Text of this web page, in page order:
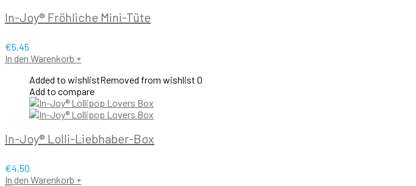
In-Joy® Fröhliche Mini-Tüte
€5,45
In den Warenkorb +
Added to wishlistRemoved from wishlist 0
Add to compare
In-Joy® Lolli-Liebhaber-Box
€4,50
In den Warenkorb +